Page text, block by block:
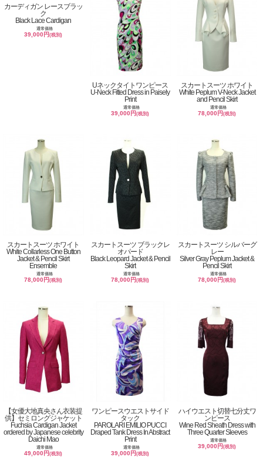
カーディガン レースブラッ
ク
Black Lace Cardigan
通常価格
39,000円(税別)
Uネックタイトワンピース
U-Neck Fitted Dress in Paisely
Print
通常価格
39,000円(税別)
スカートスーツ ホワイト
White Peplum V-Neck Jacket
and Pencil Skirt
通常価格
78,000円(税別)
スカートスーツ ホワイト
White Collarless One Button
Jacket & Pencil Skirt
Ensemble
通常価格
78,000円(税別)
スカートスーツ ブラックレ
オパード
Black Leopard Jacket & Pencil
Skirt
通常価格
78,000円(税別)
スカートスーツ シルバーグ
レー
Silver Gray Peplum Jacket &
Pencil Skirt
通常価格
78,000円(税別)
【女優大地真央さん衣装提
供】セミロングジャケット
Fuchsia Cardigan Jacket
ordered by Japanese celebrity
Daichi Mao
通常価格
49,000円(税別)
ワンピースウエストサイド
タック
PAROLARI EMILIO PUCCI
Draped Tank Dress In Abstract
Print
通常価格
39,000円(税別)
ハイウエスト切替七分丈ワ
ンピース
Wine Red Sheath Dress with
Three Quarter Sleeves
通常価格
39,000円(税別)